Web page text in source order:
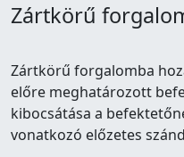
Zártkörű
Zártkörű forgalomba
előre meghatározott
kibocsátása a
vonatkozó előzetes